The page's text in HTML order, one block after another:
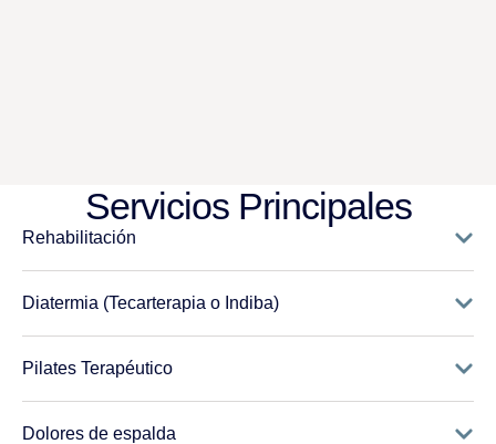
Servicios Principales
Rehabilitación
Diatermia (Tecarterapia o Indiba)
Pilates Terapéutico
Dolores de espalda